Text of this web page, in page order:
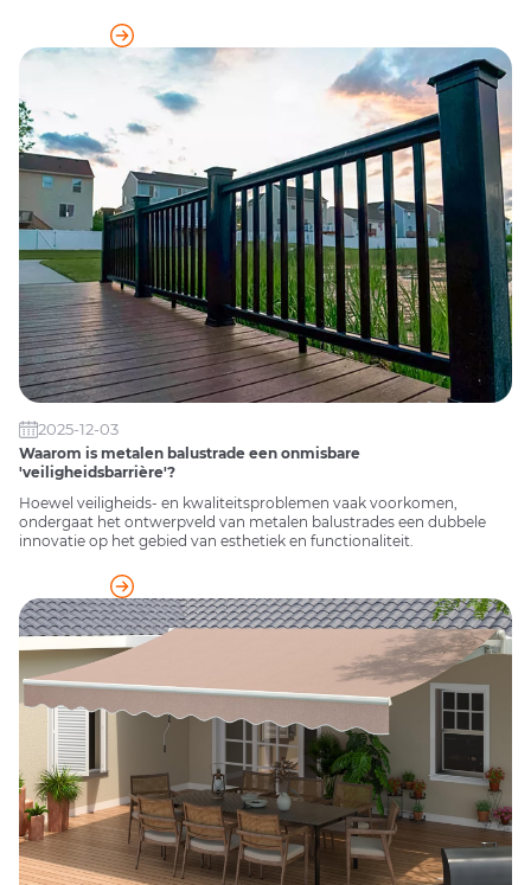
2025-12-03
Waarom is metalen balustrade een onmisbare
'veiligheidsbarrière'?
Hoewel veiligheids- en kwaliteitsproblemen vaak voorkomen,
ondergaat het ontwerpveld van metalen balustrades een dubbele
innovatie op het gebied van esthetiek en functionaliteit.